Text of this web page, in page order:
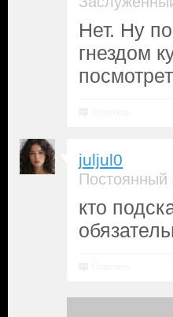
Нет. Ну
гнездом
juljul0
Постоянный
кто